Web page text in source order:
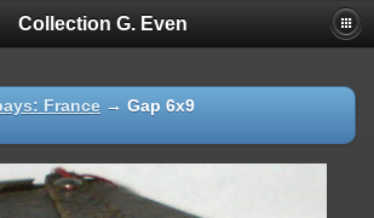
Collection G. Even
France → Gap 6x9